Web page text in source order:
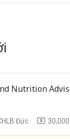
Nutrition
Đức